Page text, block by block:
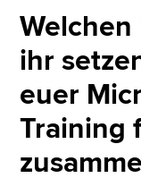
ihr
euer
Training